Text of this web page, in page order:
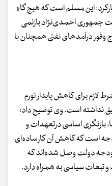
این مسلم است که هیچ گاه
جمهوری احمدی‌نژاد بازنمی
وفور درآمدهای نفتی همچنان با
لازم برای کاهش پایدار تورم
نداشته است. وی توضیح داد:
بازنگری اساسی درتعهدات و
است که کاهش آن کارساده‌ای
دولت وصل شده‌اند که
تبعات سیاسی به همراه دارد.